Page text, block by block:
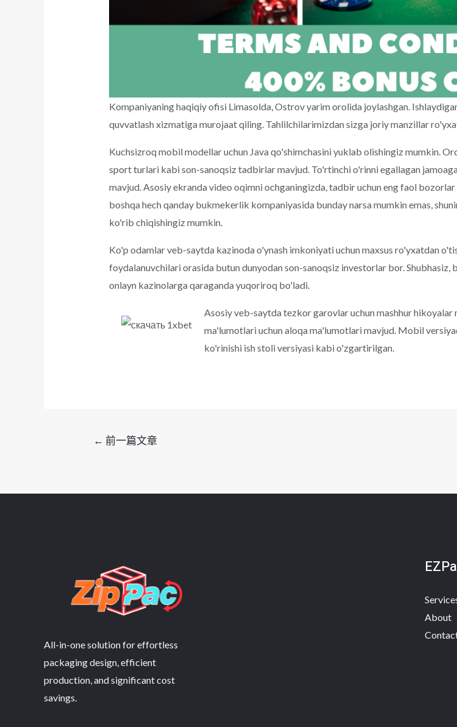
Kompaniyaning haqiqiy ofisi Limasolda, Ostrov yarim orolida joylashgan.
quvvatlash xizmatiga murojaat qiling. Tahlilchilarimizdan sizga joriy manzillar
Kuchsizroq mobil modellar uchun Java qo'shimchasini yuklab olishingiz mumkin.
sport turlari kabi son-sanoqsiz tadbirlar mavjud. To'rtinchi o'rinni egallagan
mavjud. Asosiy ekranda video oqimni ochganingizda, tadbir uchun eng faol
boshqa hech qanday bukmekerlik kompaniyasida bunday narsa mumkin emas,
ko'rib chiqishingiz mumkin.
Ko'p odamlar veb-saytda kazinoda o'ynash imkoniyati uchun maxsus ro'yxatdan
foydalanuvchilari orasida butun dunyodan son-sanoqsiz investorlar bor.
onlayn kazinolarga qaraganda yuqoriroq bo'ladi.
Asosiy veb-saytda tezkor garovlar uchun mashhur
ma'lumotlari uchun aloqa ma'lumotlari mavjud. Mobil
ko'rinishi ish stoli versiyasi kabi o'zgartirilgan.
← 前一篇文章
All-in-one solution for effortless
packaging design, efficient
production, and significant cost
savings.
About